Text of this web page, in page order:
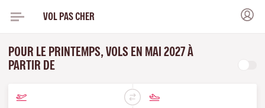
VOL PAS CHER
POUR LE PRINTEMPS, VOLS EN MAI 2027 À
PARTIR DE